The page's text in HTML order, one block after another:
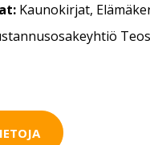
Kaunokirjat,
Teos